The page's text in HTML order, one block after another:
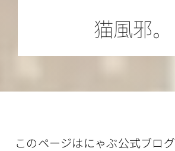
猫風邪。
このページはにゃぶ公式ブログ